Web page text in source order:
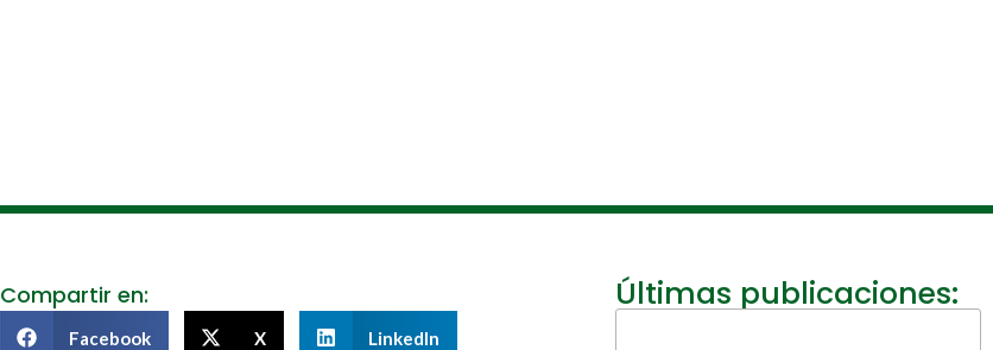
Compartir en:
Facebook X LinkedIn
Últimas publicaciones: